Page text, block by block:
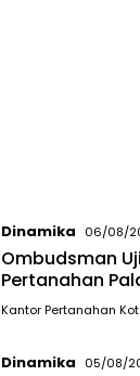
Dinamika 06/08/
Ombudsman
Pertanahan
Kantor Pertanahan
Dinamika 05/08/